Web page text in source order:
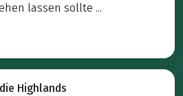
lassen sollte ...
Highlands